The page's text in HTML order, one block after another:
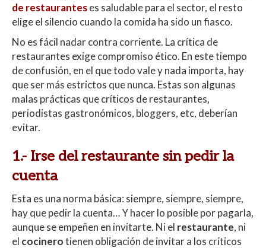
de restauranteses saludable para el sector, el resto
elige el silencio cuando la comida ha sido un fiasco.
No es fácil nadar contra corriente. La crítica de
restaurantes exige compromiso ético. En este tiempo
de confusión, en el que todo vale y nada importa, hay
que ser más estrictos que nunca. Estas son algunas
malas prácticas que críticos de restaurantes,
periodistas gastronómicos, bloggers, etc, deberían
evitar.
1.- Irse del restaurante sin pedir la
cuenta
Esta es una norma básica: siempre, siempre, siempre,
hay que pedir la cuenta… Y hacer lo posible por pagarla,
aunque se empeñen en invitarte. Ni el restaurante, ni
el cocinerotienen obligación de invitar a los críticos